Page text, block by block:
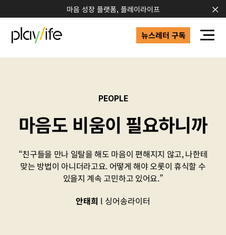
마음 성장 플랫폼, 플레이라이프
뉴스레터 구독
PEOPLE
마음도 비움이 필요하니까
“친구들을 만나 일탈을 해도 마음이 편해지지 않고, 나한테
맞는 방법이 아니더라고요. 어떻게 해야 오롯이 휴식할 수
있을지 계속 고민하고 있어요.”
안태희
싱어송라이터